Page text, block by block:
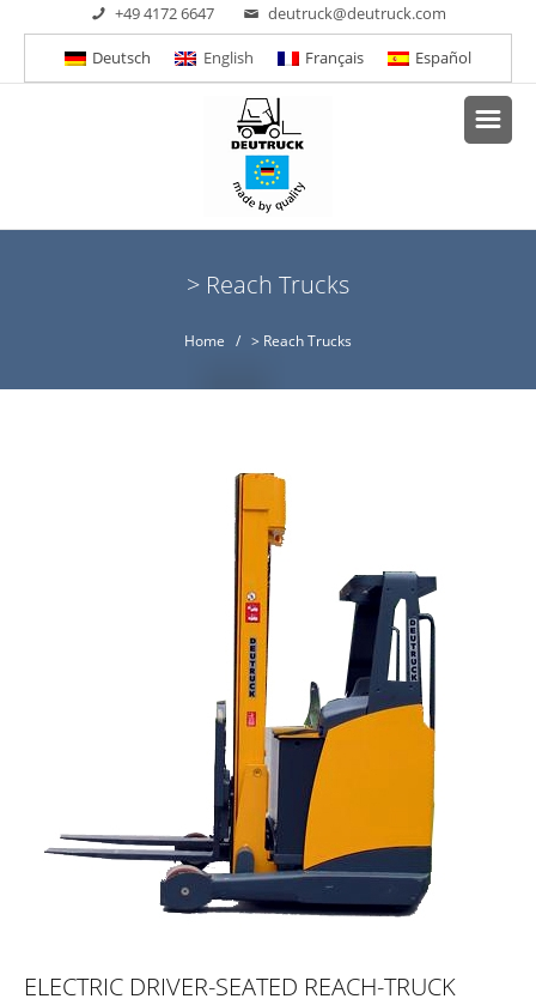
+49 4172 6647 deutruck@deutruck.com
Deutsch English Français Español
> Reach Trucks
Home / > Reach Trucks
ELECTRIC DRIVER-SEATED REACH-TRUCK